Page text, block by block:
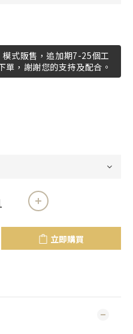
式販售，追加期7-25個工
單，謝謝您的支持及配合。
立即購買